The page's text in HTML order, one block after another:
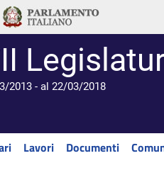
2013 - al 22/03/2018
Lavori Documenti